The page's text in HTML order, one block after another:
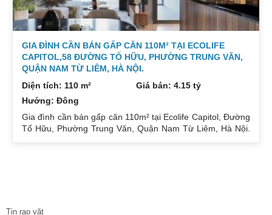
GIA ĐÌNH CẦN BÁN GẤP CĂN 110M² TẠI ECOLIFE
CAPITOL,58 ĐƯỜNG TỐ HỮU, PHƯỜNG TRUNG VĂN,
QUẬN NAM TỪ LIÊM, HÀ NỘI.
Diện tích: 110 m²
Giá bán: 4.15 tỷ
Hướng: Đông
Gia đình cần bán gấp căn 110m² tại Ecolife Capitol, Đường
Tố Hữu, Phường Trung Văn, Quận Nam Từ Liêm, Hà Nội.
Tin rao vặt